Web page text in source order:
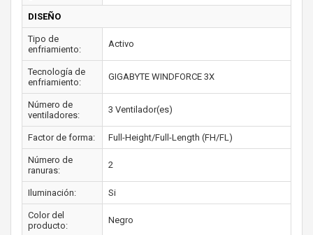
DISEÑO
Tipo de
enfriamiento:
Activo
Tecnología de
enfriamiento:
GIGABYTE WINDFORCE 3X
Número de
ventiladores:
3 Ventilador(es)
Factor de forma: Full-Height/Full-Length (FH/FL)
Número de
ranuras:
2
Iluminación: Si
Color del
producto:
Negro